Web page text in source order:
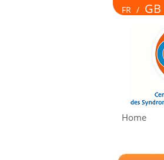
FR / GB
Home